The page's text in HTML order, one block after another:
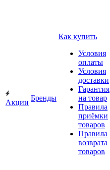
Акции
Бренды
Как купить
Условия
оплаты
Условия
доставки
Гарантия
на товар
Правила
приёмки
товаров
Правила
возврата
товаров